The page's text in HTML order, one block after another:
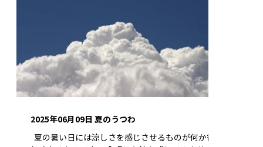
口揃／七寸角皿 そうめんやざるそばなど、夏に食べ
たい冷たい麵にぴったりのうつわです。 伝統的な文
様と緑の釉薬が趣深い印象を与えてくれます。 この
ほかにもたくさんの夏の商品をご紹介しておりま
す。 パンフレットは ＜こちらから＞ ご覧くださ
い。
2025年06月09日 夏のうつわ
​ ​ 夏の暑い日には涼しさを感じさせるものが何か欲